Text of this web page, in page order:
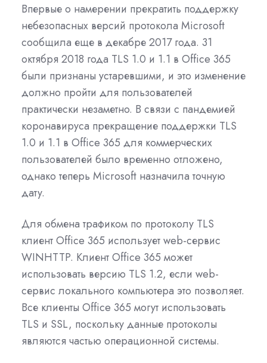
Впервые о намерении прекратить поддержку
небезопасных версий протокола Microsoft
сообщила еще в декабре 2017 года. 31
октября 2018 года TLS 1.0 и 1.1 в Office 365
были признаны устаревшими, и это изменение
должно пройти для пользователей
практически незаметно. В связи с пандемией
коронавируса прекращение поддержки TLS
1.0 и 1.1 в Office 365 для коммерческих
пользователей было временно отложено,
однако теперь Microsoft назначила точную
дату.
Для обмена трафиком по протоколу TLS
клиент Office 365 использует web-сервис
WINHTTP. Клиент Office 365 может
использовать версию TLS 1.2, если web-
сервис локального компьютера это позволяет.
Все клиенты Office 365 могут использовать
TLS и SSL, поскольку данные протоколы
являются частью операционной системы.